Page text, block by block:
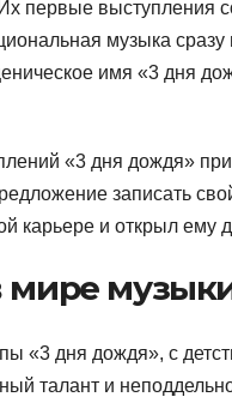
первые выступления
музыка
имя «3 дня
«3 дня дождя»
записать
карьере и открыл ему
мире
«3 дня дождя», с
талант и